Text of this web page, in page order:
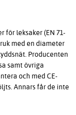
för leksaker (EN 71-
med en diameter
Producenten
samt övriga
och med CE-
Annars får de inte